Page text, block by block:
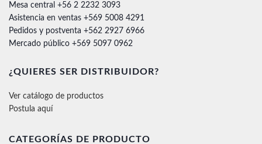
Mesa central +56 2 2232 3093
Asistencia en ventas +569 5008 4291
Pedidos y postventa +562 2927 6966
Mercado público +569 5097 0962
¿QUIERES SER DISTRIBUIDOR?
Ver catálogo de productos
Postula aquí
CATEGORÍAS DE PRODUCTO